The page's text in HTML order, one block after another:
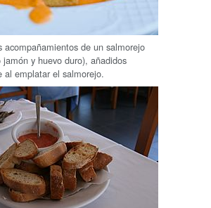
acompañamientos de un salmorejo
jamón y huevo duro), añadidos
al emplatar el salmorejo.